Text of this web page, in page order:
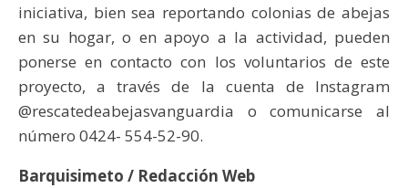
iniciativa, bien sea reportando colonias de abejas
en su hogar, o en apoyo a la actividad, pueden
ponerse en contacto con los voluntarios de este
proyecto, a través de la cuenta de Instagram
@rescatedeabejasvanguardia o comunicarse al
número 0424- 554-52-90.
Barquisimeto / Redacción Web